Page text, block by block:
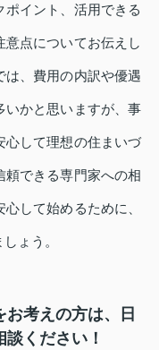
イント、活用できる
点についてお伝えし
は、費用の内訳や優遇
いかと思いますが、事
心して理想の住まいづ
頼できる専門家への相
して始めるために、
ょう。
考えの方は、日
ください！